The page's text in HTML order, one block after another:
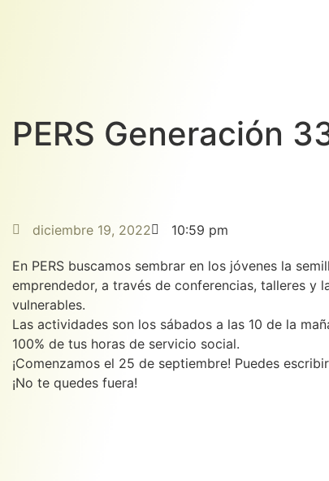
PERS Generación
diciembre 19, 2022 10:59 pm
En PERS buscamos sembrar en los jóvenes la
emprendedor, a través de conferencias, talleres
vulnerables.
Las actividades son los sábados a las 10 de la
100% de tus horas de servicio social.
¡Comenzamos el 25 de septiembre! Puedes
¡No te quedes fuera!